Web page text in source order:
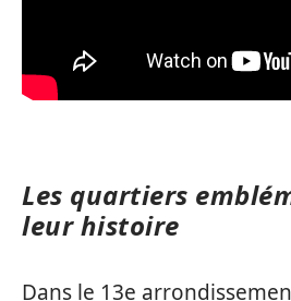
Les quartiers
leur histoire
Dans le 13e